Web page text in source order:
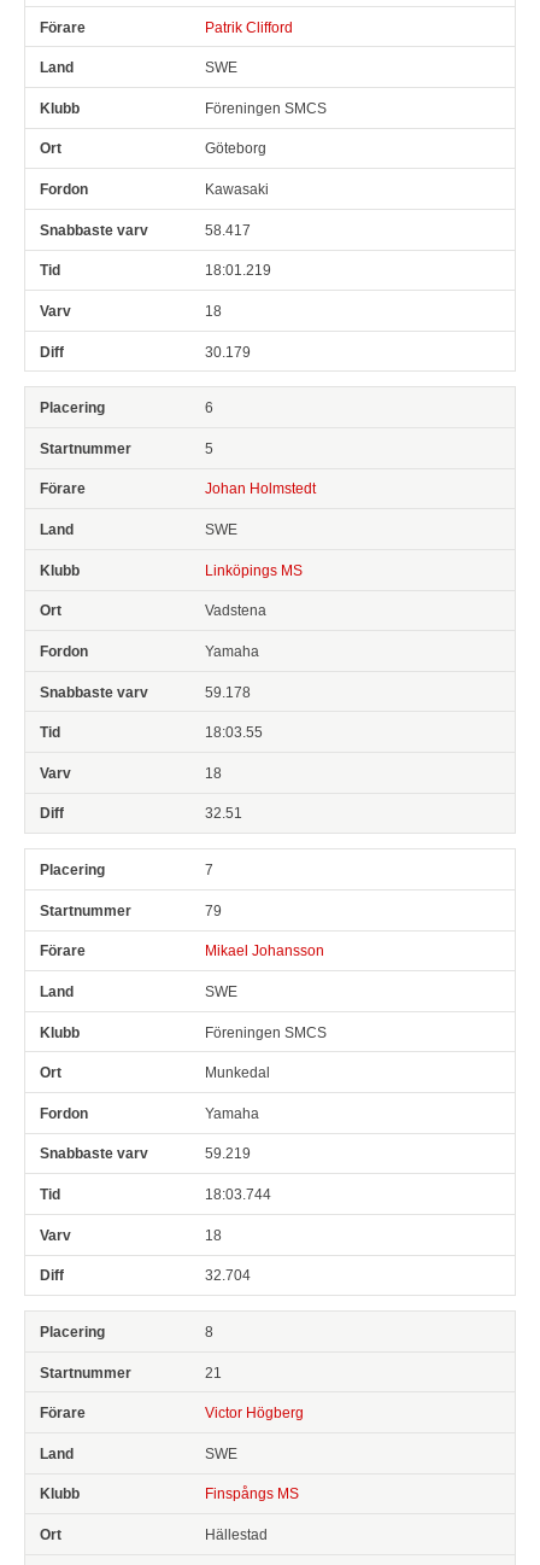
Patrik Clifford
SWE
Föreningen SMCS
Göteborg
Kawasaki
58.417
18:01.219
18
30.179
6
5
Johan Holmstedt
SWE
Linköpings MS
Vadstena
Yamaha
59.178
18:03.55
18
32.51
7
79
Mikael Johansson
SWE
Föreningen SMCS
Munkedal
Yamaha
59.219
18:03.744
18
32.704
8
21
Victor Högberg
SWE
Finspångs MS
Hällestad